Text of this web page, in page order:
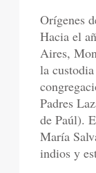
Orígenes
Hacia el
Aires,
la
Padres
de Paúl).
María
indios y